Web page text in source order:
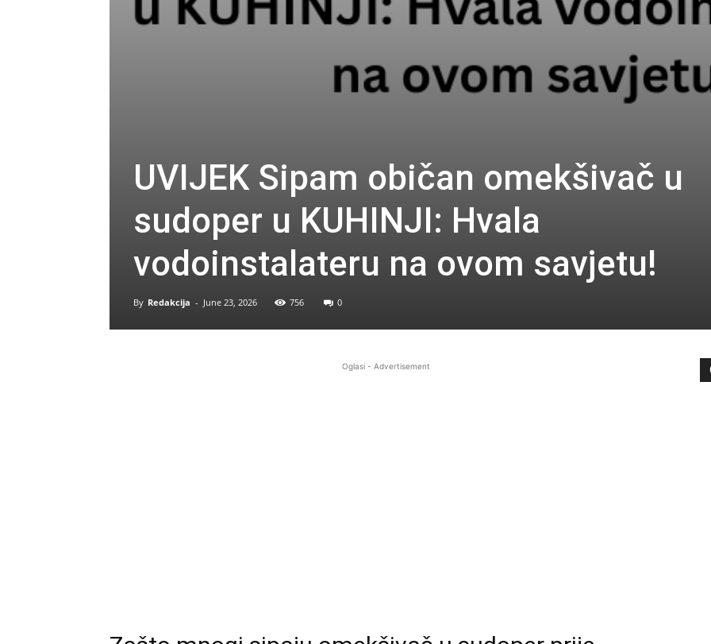
UVIJEK Sipam običan omekšivač u
sudoper u KUHINJI: Hvala
vodoinstalateru na ovom savjetu!
By Redakcija - June 23, 2026 756 0
Oglasi - Advertisement